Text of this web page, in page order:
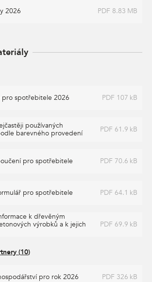
2026 PDF 8.83 MB
pro spotřebitele 2026 PDF 107 kB
používaných
barevného provedení
PDF 61.9 kB
pro spotřebitele PDF 70.6 kB
pro spotřebitele PDF 64.1 kB
k dřevěným
výrobků a k jejich
PDF 69.9 kB
(10)
pro rok 2026 PDF 326 kB